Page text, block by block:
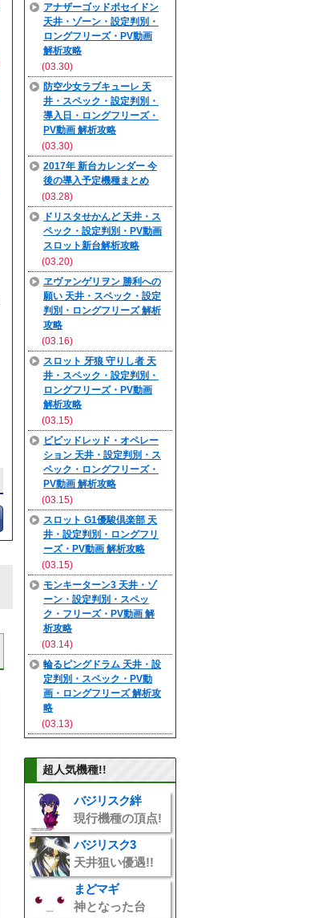
アナザーゴッドポセイドン
天井・ゾーン・設定判別・
ロングフリーズ・PV動画
解析攻略
(03.30)
防空少女ラブキューレ 天
井・スペック・設定判別・
導入日・ロングフリーズ・
PV動画 解析攻略
(03.30)
2017年 新台カレンダー 今
後の導入予定機種まとめ
(03.28)
ドリスタせかんど 天井・ス
ペック・設定判別・PV動画
スロット新台解析攻略
(03.20)
ヱヴァンゲリヲン 勝利への
願い 天井・スペック・設定
判別・ロングフリーズ 解析
攻略
(03.16)
スロット 牙狼 守りし者 天
井・スペック・設定判別・
ロングフリーズ・PV動画
解析攻略
(03.15)
ビビッドレッド・オペレー
ション 天井・設定判別・ス
ペック・ロングフリーズ・
PV動画 解析攻略
(03.15)
スロット G1優駿倶楽部 天
井・設定判別・ロングフリ
ーズ・PV動画 解析攻略
(03.15)
モンキーターン3 天井・ゾ
ーン・設定判別・スペッ
ク・フリーズ・PV動画 解
析攻略
(03.14)
輪るピングドラム 天井・設
定判別・スペック・PV動
画・ロングフリーズ 解析攻
略
(03.13)
超人気機種!!
バジリスク絆
現行機種の頂点!
バジリスク3
天井狙い優遇!!
まどマギ
神となった台